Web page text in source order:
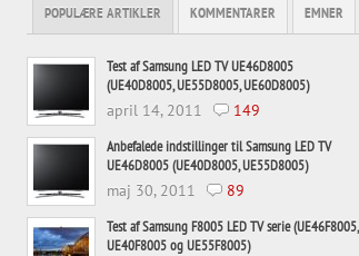
POPULÆRE ARTIKLER KOMMENTARER EMNER
Test af Samsung LED TV UE46D8005
(UE40D8005, UE55D8005, UE60D8005)
april 14, 2011 149
Anbefalede indstillinger til Samsung LED TV
UE46D8005 (UE40D8005, UE55D8005)
maj 30, 2011 89
Test af Samsung F8005 LED TV serie (UE46F8005,
UE40F8005 og UE55F8005)